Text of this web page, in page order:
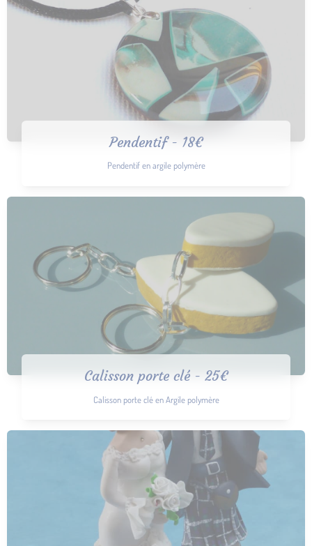
Pendentif - 18€
Pendentif en argile polymère
Calisson porte clé - 25€
Calisson porte clé en Argile polymère